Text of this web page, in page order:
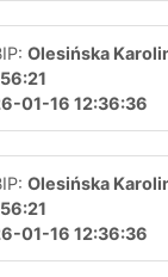
Olesińska
01-16 12:36:36
Olesińska
01-16 12:36:36